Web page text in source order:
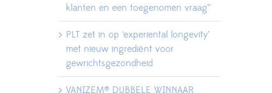
klanten en een toegenomen vraag”
PLT zet in op ‘experiental longevity’
met nieuw ingrediënt voor
gewrichtsgezondheid
VANIZEM® DUBBELE WINNAAR